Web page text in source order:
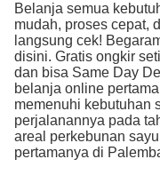
Belanja semua
mudah, proses cepat,
langsung cek!
disini. Gratis ongkir
dan bisa Same Day
belanja online
memenuhi kebutuhan
perjalanannya pada
areal perkebunan
pertamanya di